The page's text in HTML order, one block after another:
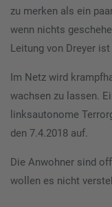
zu merken als ein
wenn nichts
Leitung von Dreyer
Im Netz wird
wachsen zu lassen.
linksautonome
den 7.4.2018 auf.
Die Anwohner sind
wollen es nicht